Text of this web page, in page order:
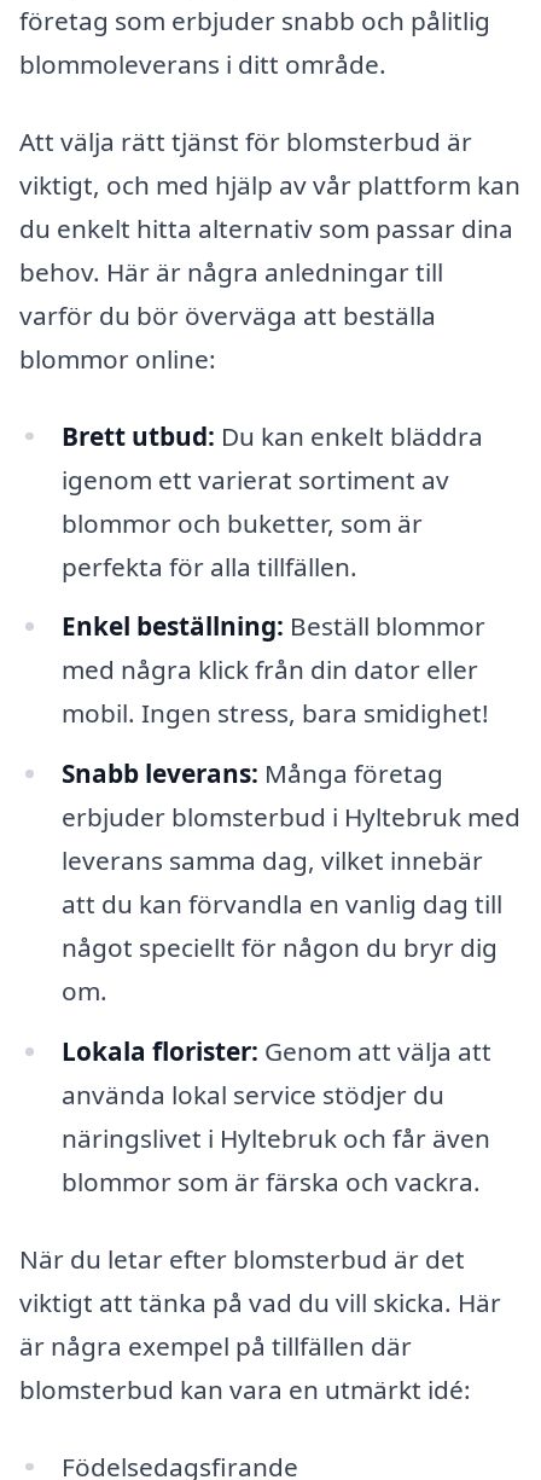
företag som erbjuder snabb och pålitlig
blommoleverans i ditt område.
Att välja rätt tjänst för blomsterbud är
viktigt, och med hjälp av vår plattform kan
du enkelt hitta alternativ som passar dina
behov. Här är några anledningar till
varför du bör överväga att beställa
blommor online:
Brett utbud: Du kan enkelt bläddra
igenom ett varierat sortiment av
blommor och buketter, som är
perfekta för alla tillfällen.
Enkel beställning: Beställ blommor
med några klick från din dator eller
mobil. Ingen stress, bara smidighet!
Snabb leverans: Många företag
erbjuder blomsterbud i Hyltebruk med
leverans samma dag, vilket innebär
att du kan förvandla en vanlig dag till
något speciellt för någon du bryr dig
om.
Lokala florister: Genom att välja att
använda lokal service stödjer du
näringslivet i Hyltebruk och får även
blommor som är färska och vackra.
När du letar efter blomsterbud är det
viktigt att tänka på vad du vill skicka. Här
är några exempel på tillfällen där
blomsterbud kan vara en utmärkt idé:
Födelsedagsfirande